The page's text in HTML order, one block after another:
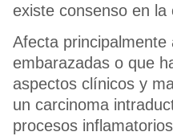
existe consenso en
Afecta
embarazadas o que
aspectos clínicos y
un carcinoma
procesos